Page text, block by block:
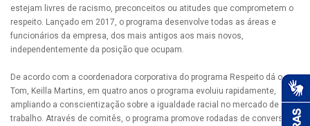
estejam livres de racismo, preconceitos ou atitudes que comprometem o
respeito. Lançado em 2017, o programa desenvolve todas as áreas e
funcionários da empresa, dos mais antigos aos mais novos,
independentemente da posição que ocupam.
De acordo com a coordenadora corporativa do programa Respeito dá o
Tom, Keilla Martins, em quatro anos o programa evoluiu rapidamente,
ampliando a conscientização sobre a igualdade racial no mercado de
trabalho. Através de comitês, o programa promove rodadas de conversas,